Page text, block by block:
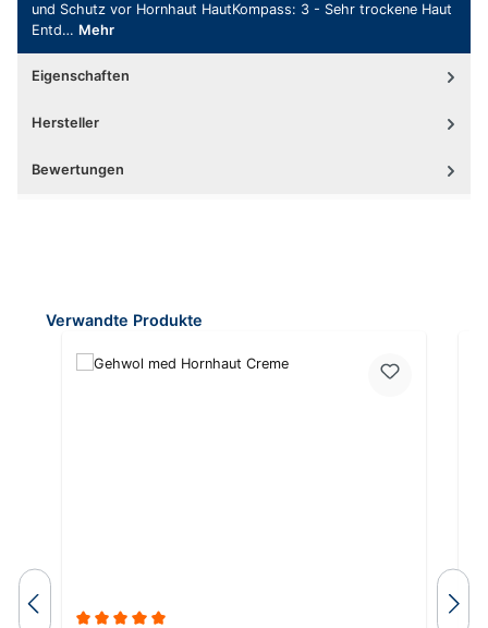
und Schutz vor Hornhaut HautKompass: 3 - Sehr trockene Haut
Entd… Mehr
Eigenschaften
Hersteller
Bewertungen
Produktgalerie überspringen
Verwandte Produkte